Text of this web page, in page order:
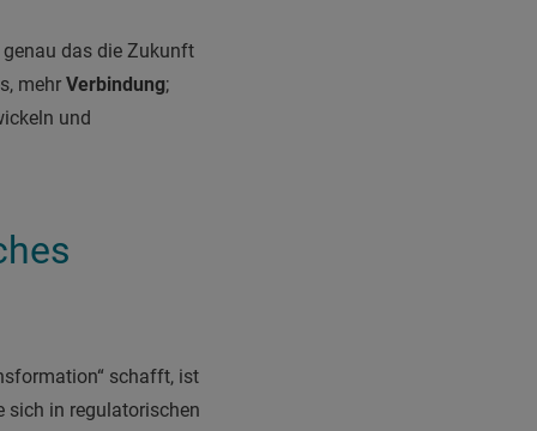
das die Zukunft
mehr Verbindung;
und
schafft, ist
sich in regulatorischen